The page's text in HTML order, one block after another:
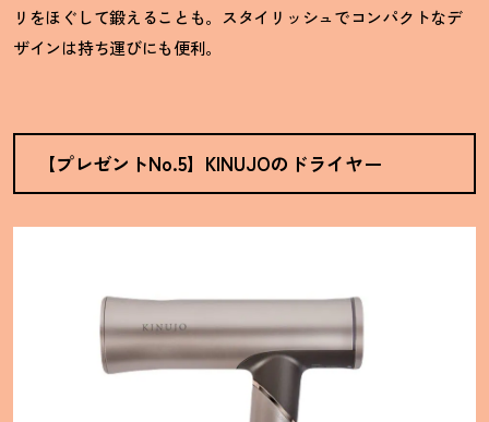
リをほぐして鍛えることも。スタイリッシュでコンパクトなデ
ザインは持ち運びにも便利。
【プレゼントNo.5】KINUJOのドライヤー